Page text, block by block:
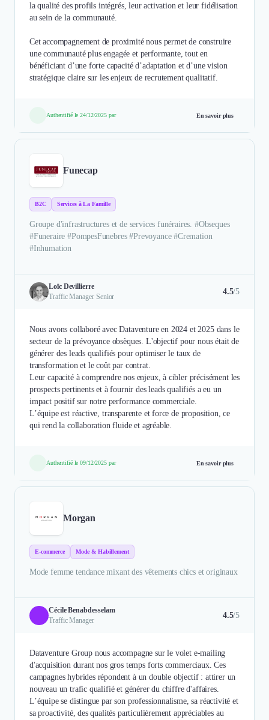
la qualité des profils intégrés, leur activation et leur fidélisation
au sein de la communauté.
Cet accompagnement de proximité nous permet de construire
une communauté plus engagée et performante, tout en
bénéficiant d’une forte capacité d’adaptation et d’une vision
stratégique claire sur les enjeux de recrutement qualitatif.
Authentifié le 24/12/2025 par En savoir plus
Funecap
B2C Services à La Famille
Groupe d'infrastructures et de services funéraires. #Obseques
#Funeraire #PompesFunebres #Prevoyance #Cremation
#Inhumation
Loïc Devillierre
Traffic Manager Senior
4.5/5
Nous avons collaboré avec Dataventure en 2024 et 2025 dans le
secteur de la prévoyance obsèques. L'objectif pour nous était de
générer des leads qualifiés pour optimiser le taux de
transformation et le coût par contrat.
Leur capacité à comprendre nos enjeux, à cibler précisément les
prospects pertinents et à fournir des leads qualifiés a eu un
impact positif sur notre performance commerciale.
L’équipe est réactive, transparente et force de proposition, ce
Authentifié le 09/12/2025 par En savoir plus
Morgan
E-commerce Mode & Habillement
Mode femme tendance mixant des vêtements chics et originaux
Cécile Benabdesselam
Traffic Manager
4.5/5
Dataventure Group nous accompagne sur le volet e-mailing
d'acquisition durant nos gros temps forts commerciaux. Ces
campagnes hybrides répondent à un double objectif : attirer un
nouveau un trafic qualifié et générer du chiffre d'affaires.
L’équipe se distingue par son professionnalisme, sa réactivité et
sa proactivité, des qualités particulièrement appréciables au